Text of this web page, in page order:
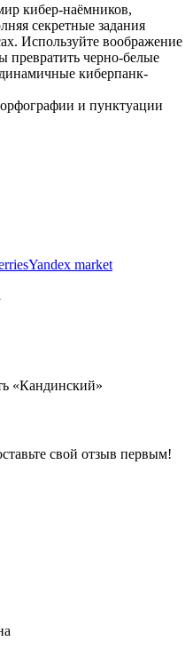
кибер-наёмников,
секретные задания
Используйте воображение
превратить черно-белые
киберпанк-
и пунктуации
Yandex market
«Кандинский»
свой отзыв первым!